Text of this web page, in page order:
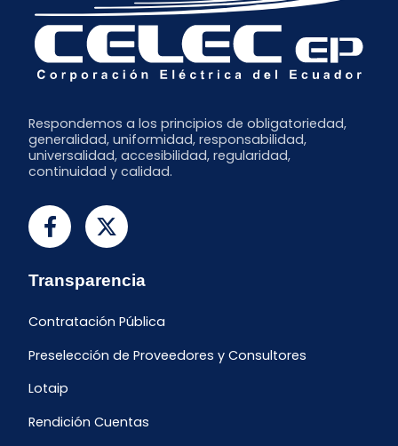
Respondemos a los principios de obligatoriedad,
generalidad, uniformidad, responsabilidad,
universalidad, accesibilidad, regularidad,
continuidad y calidad.
Transparencia
Contratación Pública
Preselección de Proveedores y Consultores
Lotaip
Rendición Cuentas